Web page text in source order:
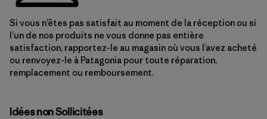
Si vous n’êtes pas satisfait au moment de la réception ou si
l’un de nos produits ne vous donne pas entière
satisfaction, rapportez-le au magasin où vous l’avez acheté
ou renvoyez-le à Patagonia pour toute réparation,
remplacement ou remboursement.
Idées non Sollicitées